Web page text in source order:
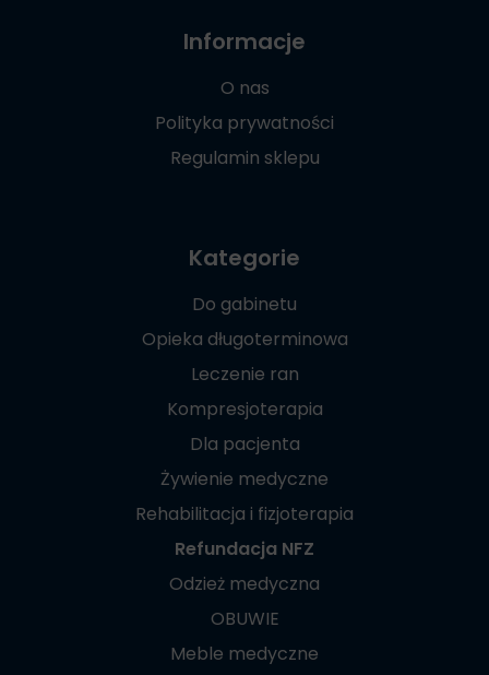
Informacje
O nas
Polityka prywatności
Regulamin sklepu
Kategorie
Do gabinetu
Opieka długoterminowa
Leczenie ran
Kompresjoterapia
Dla pacjenta
Żywienie medyczne
Rehabilitacja i fizjoterapia
Refundacja NFZ
Odzież medyczna
OBUWIE
Meble medyczne